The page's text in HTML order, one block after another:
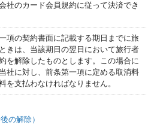
社のカード会員規約に従って決済でき
項の契約書面に記載する期日までに旅
きは、当該期日の翌日において旅行者
を解除したものとします。この場合に
社に対し、前条第一項に定める取消料
を支払わなければなりません。
の解除）